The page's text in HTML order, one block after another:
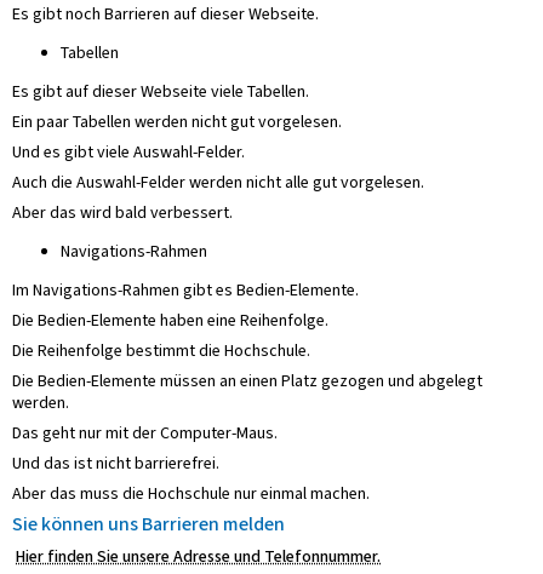
Es gibt noch Barrieren auf dieser Webseite.
Tabellen
Es gibt auf dieser Webseite viele Tabellen.
Ein paar Tabellen werden nicht gut vorgelesen.
Und es gibt viele Auswahl-Felder.
Auch die Auswahl-Felder werden nicht alle gut vorgelesen.
Aber das wird bald verbessert.
Navigations-Rahmen
Im Navigations-Rahmen gibt es Bedien-Elemente.
Die Bedien-Elemente haben eine Reihenfolge.
Die Reihenfolge bestimmt die Hochschule.
Die Bedien-Elemente müssen an einen Platz gezogen und abgelegt
werden.
Das geht nur mit der Computer-Maus.
Und das ist nicht barrierefrei.
Aber das muss die Hochschule nur einmal machen.
Sie können uns Barrieren melden
Hier finden Sie unsere Adresse und Telefonnummer.